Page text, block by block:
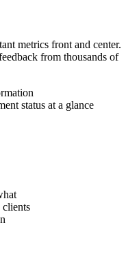
metrics front and center.
from thousands of
status at a glance
clients